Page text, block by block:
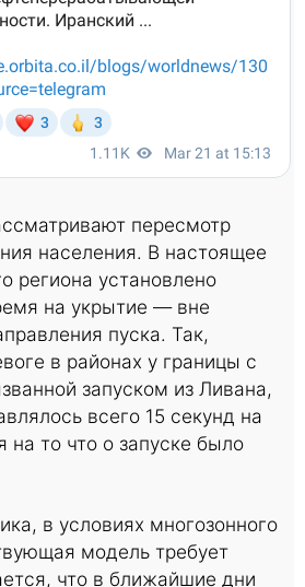
пересмотр
населения. В настоящее
региона установлено
на укрытие — вне
пуска. Так,
в районах у границы с
запуском из Ливана,
всего 15 секунд на
на то что о запуске было
в условиях многозонного
модель требует
что в ближайшие дни